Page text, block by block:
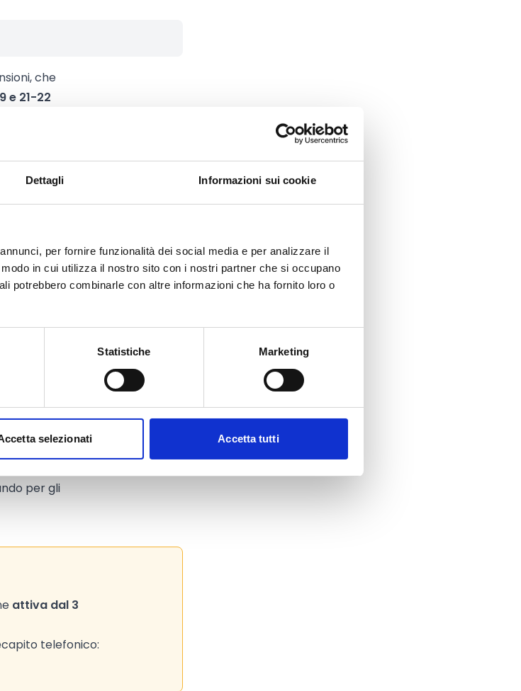
Dettagli Informazioni sui cookie
per fornire funzionalità dei social media e per analizzare il
in cui utilizza il nostro sito con i nostri partner che si occupano
potrebbero combinarle con altre informazioni che ha fornito loro o
Statistiche Marketing
selezionati Accetta tutti
che
e 21-22
la
.
e con
ristoro.
per gli
attiva dal 3
telefonico: